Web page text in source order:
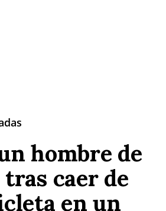
hombre de
tras caer de
en un